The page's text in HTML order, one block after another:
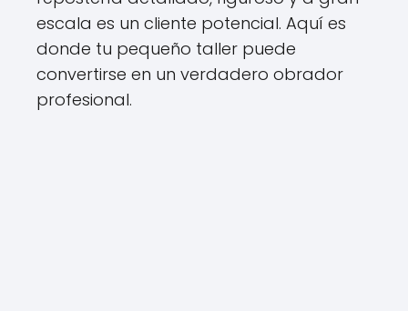
escala es un cliente potencial. Aquí es
donde tu pequeño taller puede
convertirse en un verdadero obrador
profesional.